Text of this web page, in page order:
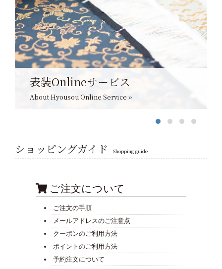
表装Onlineサービス
About Hyousou Online Service »
ショッピングガイド Shopping guide
ご注文について
ご注文の手順
メールアドレスのご注意点
クーポンのご利用方法
ポイントのご利用方法
予約注文について